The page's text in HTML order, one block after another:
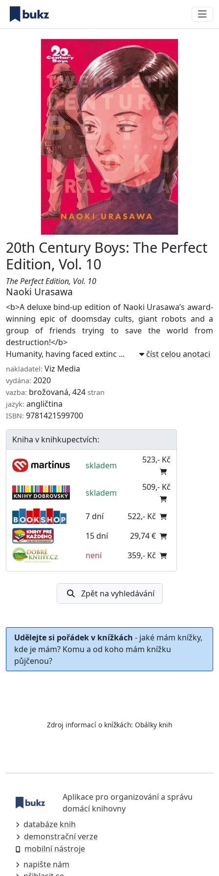
20th Century Boys: The Perfect
Edition, Vol. 10
The Perfect Edition, Vol. 10
Naoki Urasawa
<b>A deluxe bind-up edition of Naoki Urasawa’s award-
winning epic of doomsday cults, giant robots and a
group of friends trying to save the world from
destruction!</b>
Humanity, having faced extinc ...
číst celou anotaci
nakladatel: Viz Media
vydána: 2020
vazba: brožovaná, 424 stran
jazyk: angličtina
ISBN: 9781421599700
Kniha v knihkupectvích:
skladem
523,- Kč
skladem
509,- Kč
7 dní
522,- Kč
15 dní
29,74 €
není
359,- Kč
Zpět na vyhledávání
Udělejte si pořádek v knížkách - jaké mám knížky,
kde je mám? Komu a od koho mám knížku
půjčenou?
Zdroj informací o knížkách: Obálky knih
Aplikace pro organizování a správu
domácí knihovny
databáze knih
demonstrační verze
mobilní nástroje
napište nám